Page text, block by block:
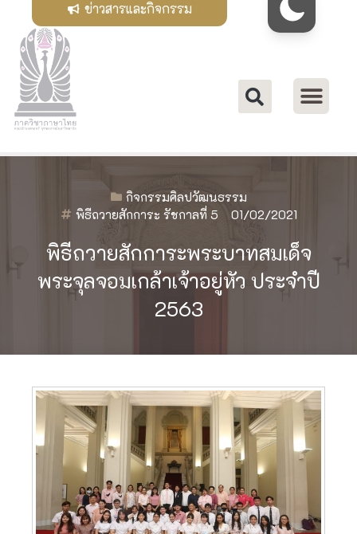
ข่าวสารและกิจกรรม
กิจกรรมศิลปวัฒนธรรม
พิธีถวายสักการะ รัชกาลที่ 5
01/02/2021
พิธีถวายสักการะพระบาทสมเด็จ
พระจุลจอมเกล้าเจ้าอยู่หัว ประจำปี
2563